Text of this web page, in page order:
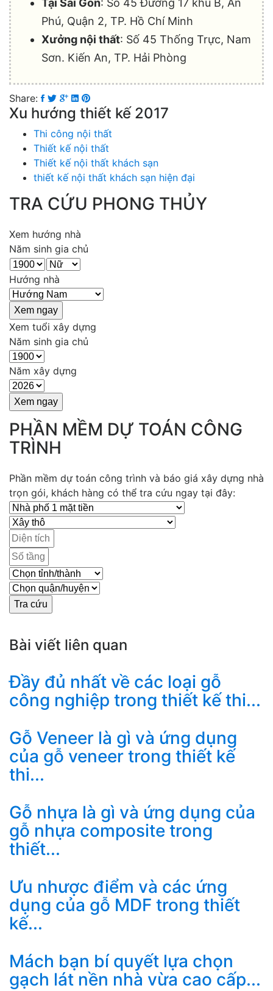
Tại Sài Gòn: Số 45 Đường 17 khu B, An
Phú, Quận 2, TP. Hồ Chí Minh
Xưởng nội thất: Số 45 Thống Trực, Nam
Sơn. Kiến An, TP. Hải Phòng
Share:
Xu hướng thiết kế 2017
Thi công nội thất
Thiết kế nội thất
Thiết kế nội thất khách sạn
thiết kế nội thất khách sạn hiện đại
TRA CỨU PHONG THỦY
Xem hướng nhà
Năm sinh gia chủ
Hướng nhà
Xem tuổi xây dựng
Năm sinh gia chủ
Năm xây dựng
PHẦN MỀM DỰ TOÁN CÔNG
TRÌNH
Phần mềm dự toán công trình và báo giá xây dựng nhà
trọn gói, khách hàng có thể tra cứu ngay tại đây:
Bài viết liên quan
Đầy đủ nhất về các loại gỗ
công nghiệp trong thiết kế thi...
Gỗ Veneer là gì và ứng dụng
của gỗ veneer trong thiết kế
thi...
Gỗ nhựa là gì và ứng dụng của
gỗ nhựa composite trong
thiết...
Ưu nhược điểm và các ứng
dụng của gỗ MDF trong thiết
kế...
Mách bạn bí quyết lựa chọn
gạch lát nền nhà vừa cao cấp...